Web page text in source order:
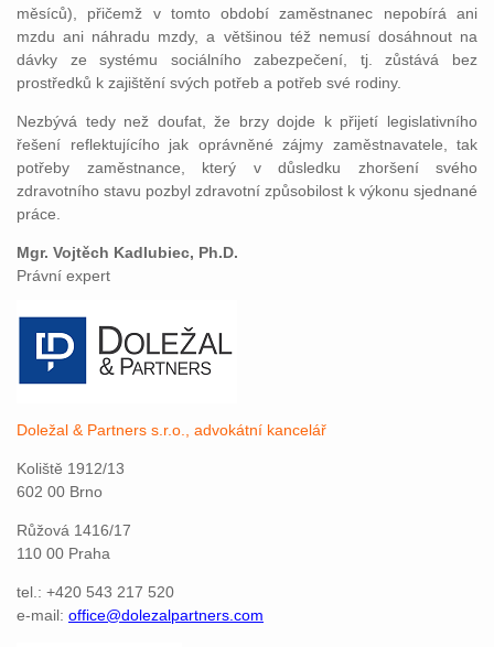
měsíců), přičemž v tomto období zaměstnanec nepobírá ani
mzdu ani náhradu mzdy, a většinou též nemusí dosáhnout na
dávky ze systému sociálního zabezpečení , tj. zůstává bez
prostředků k zajištění svých potřeb a potřeb své rodiny.
Nezbývá tedy než doufat, že brzy dojde k přijetí legislativního
řešení reflektujícího jak oprávněné zájmy zaměstnavatele, tak
potřeby zaměstnance, který v důsledku zhoršení svého
zdravotního stavu pozbyl zdravotní způsobilost k výkonu sjednané
práce.
Mgr. Vojtěch Kadlubiec, Ph.D.
Právní expert
Doležal & Partners s.r.o., advokátní kancelář
Koliště 1912/13
602 00 Brno
Růžová 1416/17
110 00 Praha
tel.: +420 543 217 520
e-mail: office@dolezalpartners.com